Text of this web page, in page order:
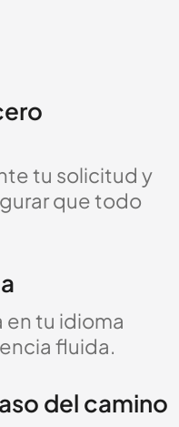
tu solicitud y
que todo
tu idioma
fluida.
del camino